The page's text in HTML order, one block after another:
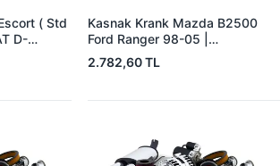
( Std
D-
6A341 AA
Kasnak Krank Mazda B2500
Ford Ranger 98-05 |
WAGENBURG 25433003 | OEM
WL8411401-WL8411401A
2.782,60 TL